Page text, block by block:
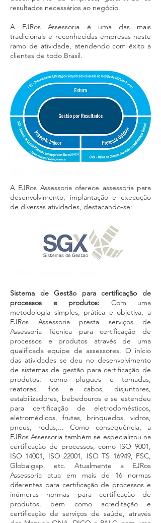
resultados necessários ao negócio.
A EJRos Assessoria é uma das mais
tradicionais e reconhecidas empresas neste
ramo de atividade, atendendo com êxito a
clientes de todo Brasil.
A EJRos Assessoria oferece assessoria para
desenvolvimento, implantação e execução
de diversas atividades, destacando-se:
Sistema de Gestão para certificação de
processos e produtos: Com uma
metodologia simples, prática e objetiva, a
EJRos Assessoria presta serviços de
Assessoria Técnica para certificação de
processos e produtos através de uma
qualificada equipe de assessores. O início
das atividades se deu no desenvolvimento
de sistemas de gestão para certificação de
produtos, como plugues e tomadas,
reatores, fios e cabos, disjuntores,
estabilizadores, bebedouros e se estendeu
para certificação de eletrodomésticos,
eletromédicos, frutas, brinquedos, vidros,
pneus, rodas,... Como consequência, a
EJRos Assessoria também se especializou na
certificação de processos, como ISO 9001,
ISO 14001, ISO 22001, ISO TS 16949, FSC,
Globalgap, etc. Atualmente a EJRos
Assessoria atua em mais de 16 normas
diferentes para certificação de processos e
inúmeras normas para certificação de
produtos, bem como acreditação e
certificação de serviços de saúde, através